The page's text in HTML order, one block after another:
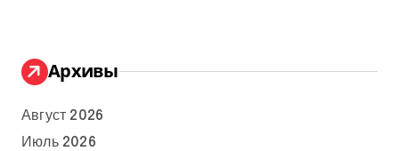
Архивы
Август 2026
Июль 2026